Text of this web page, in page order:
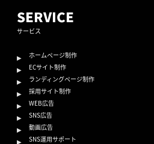
SERVICE
サービス
ホームページ制作
ECサイト制作
ランディングページ制作
採用サイト制作
WEB広告
SNS広告
動画広告
SNS運用サポート